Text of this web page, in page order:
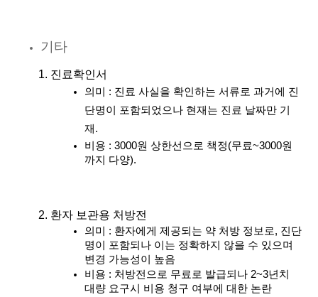
기타
진료확인서
의미 : 진료 사실을 확인하는 서류로 과거에 진
단명이 포함되었으나 현재는 진료 날짜만 기
재.
비용 : 3000원 상한선으로 책정(무료~3000원
까지 다양).
환자 보관용 처방전
의미 : 환자에게 제공되는 약 처방 정보로, 진단
명이 포함되나 이는 정확하지 않을 수 있으며
변경 가능성이 높음
비용 : 처방전으로 무료로 발급되나 2~3년치
대량 요구시 비용 청구 여부에 대한 논란